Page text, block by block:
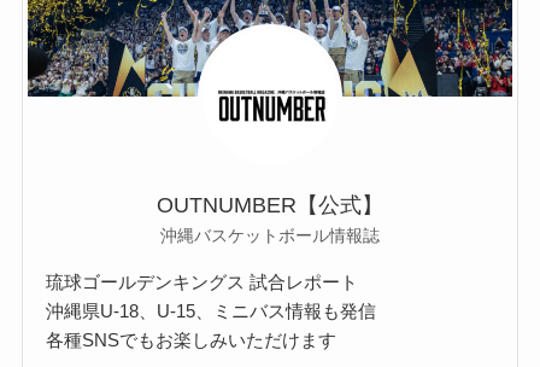
OUTNUMBER【公式】
沖縄バスケットボール情報誌
琉球ゴールデンキングス 試合レポート
沖縄県U-18、U-15、ミニバス情報も発信
各種SNSでもお楽しみいただけます